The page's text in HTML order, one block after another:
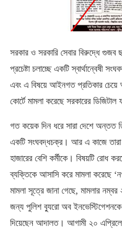
সরকার ও সরকারি সেবার বিরুদ্ধে গুজব
প্রচেষ্টা চলাচ্ছে একটি স্বার্থান্বেষী
এবং এ বিষয়ে আইনগত প্রতিকার চেয়ে
কোর্টে মামলা করেছে সরকারের ডিজিটাল
গত কয়েক দিন ধরে সারা দেশে অন্তত
একটি সংঘবদ্ধচক্র। আর এ কাজে তারা
হাজারের বেশি কর্মীকে। বিষয়টি রোধ
ব্যক্তিকে আসাসি করে মামলা করেছে
মামলা সূত্রে জানা গেছে, মামলার
জন্য পুলিশ ব্যুরো অব
দিয়েছেন আদালত। আগামী ২০